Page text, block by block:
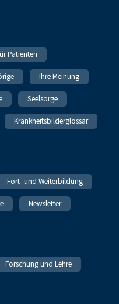
Patienten
Ihre Meinung
Seelsorge
Krankheitsbilderglossar
Fort- und Weiterbildung
Newsletter
Forschung und Lehre